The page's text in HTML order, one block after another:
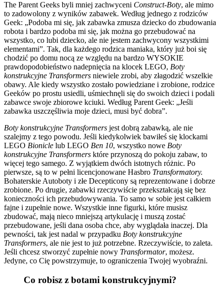
The Parent Geeks byli mniej zachwyceni Construct-Boty, ale mimo
to zadowolony z wyników zabawek. Według jednego z rodziców
Geek: „Podoba mi się, jak zabawka zmusza dziecko do zbudowania
robota i bardzo podoba mi się, jak można go przebudować na
wszystko, co lubi dziecko, ale nie jestem zachwycony wszystkimi
elementami”. Tak, dla każdego rodzica maniaka, który już boi się
chodzić po domu nocą ze względu na bardzo WYSOKIE
prawdopodobieństwo nadepnięcia na klocek LEGO, Boty
konstrukcyjne Transformers niewiele zrobi, aby złagodzić wszelkie
obawy. Ale kiedy wszystko zostało powiedziane i zrobione, rodzice
Geeków po prostu usiedli, uśmiechnęli się do swoich dzieci i podali
zabawce swoje zbiorowe kciuki. Według Parent Geek: „Jeśli
zabawka uszczęśliwia moje dzieci, musi być dobra”.
Boty konstrukcyjne Transformers jest dobrą zabawką, ale nie
szalejmy z tego powodu. Jeśli kiedykolwiek bawiłeś się klockami
LEGO Bionicle lub LEGO Ben 10, wszystko nowe Boty
konstrukcyjne Transformers które przynoszą do pokoju zabaw, to
więcej tego samego. Z wyjątkiem dwóch istotnych różnic. Po
pierwsze, są to w pełni licencjonowane Hasbro Transformatory.
Bohaterskie Autoboty i złe Decepticony są reprezentowane i dobrze
zrobione. Po drugie, zabawki rzeczywiście przekształcają się bez
konieczności ich przebudowywania. To samo w sobie jest całkiem
fajne i zupełnie nowe. Wszystkie inne figurki, które musisz
zbudować, mają nieco mniejszą artykulację i muszą zostać
przebudowane, jeśli dana osoba chce, aby wyglądała inaczej. Dla
pewności, tak jest nadal w przypadku Boty konstrukcyjne
Transformers, ale nie jest to już potrzebne. Rzeczywiście, to zaleta.
Jeśli chcesz stworzyć zupełnie nowy Transformator, możesz.
Jedyne, co Cię powstrzymuje, to ograniczenia Twojej wyobraźni.
Co robisz z botami konstrukcyjnymi?